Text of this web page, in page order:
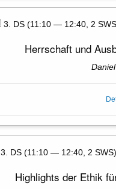
3. DS (11:10 — 12:40, 2
Herrschaft und
3. DS (11:10 — 12:40, 2 SWS)
Highlights der Ethik